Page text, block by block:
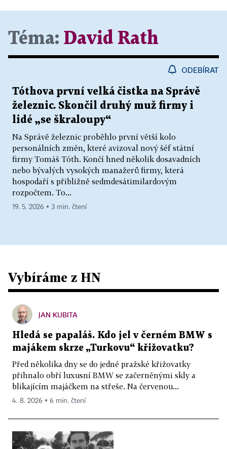
Téma: David Rath
ODEBÍRAT
Tóthova první velká čistka na Správě
železnic. Skončil druhý muž firmy i
lidé „se škraloupy“
Na Správě železnic proběhlo první větší kolo
personálních změn, které avizoval nový šéf státní
firmy Tomáš Tóth. Končí hned několik dosavadních
nebo bývalých vysokých manažerů firmy, která
hospodaří s přibližně sedmdesátimilardovým
rozpočtem. To...
19. 5. 2026 ▪ 3 min. čtení
Vybíráme z HN
JAN KUBITA
Hledá se papaláš. Kdo jel v černém BMW s
majákem skrze „Turkovu“ křižovatku?
Před několika dny se do jedné pražské křižovatky
přihnalo obří luxusní BMW se začerněnými skly a
blikajícím majáčkem na střeše. Na červenou...
4. 8. 2026 ▪ 6 min. čtení